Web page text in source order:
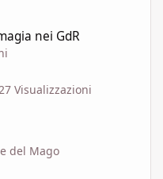
nei GdR
Visualizzazioni
del Mago